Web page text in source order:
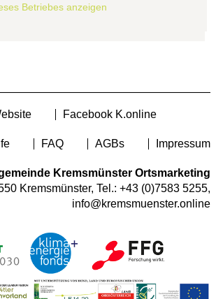
Betriebes anzeigen
Facebook K.online
FAQ AGBs Impressum
Kremsmünster Ortsmarketing
Kremsmünster, Tel.: +43 (0)7583 5255,
info@kremsmuenster.online